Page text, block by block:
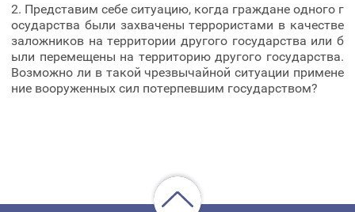
2. Представим себе ситуацию, когда граждане одного г
осударства были захвачены террористами в качестве
заложников на территории другого государства или б
ыли перемещены на территорию другого государства.
Возможно ли в такой чрезвычайной ситуации примене
ние вооруженных сил потерпевшим государством?